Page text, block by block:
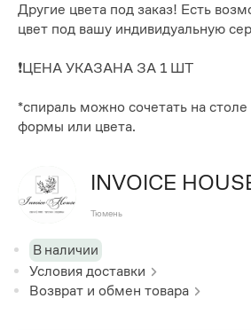
Другие цвета под заказ! Есть
цвет под вашу индивидуальную
❗️ЦЕНА УКАЗАНА ЗА 1 ШТ
*спираль можно сочетать на
формы или цвета.
INVOICE
Тюмень
В наличии
Условия доставки
Возврат и обмен товара